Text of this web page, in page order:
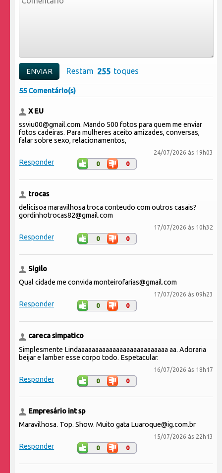
Restam toques
55 Comentário(s)
X EU
ssviu00@gmail.com. Mando 500 fotos para quem me enviar
fotos cadeiras. Para mulheres aceito amizades, conversas,
falar sobre sexo, relacionamentos,
24/07/2026 às 19h03
Responder 0 0
trocas
delicisoa maravilhosa troca conteudo com outros casais?
gordinhotrocas82@gmail.com
17/07/2026 às 10h32
Responder 0 0
Sigilo
Qual cidade me convida monteirofarias@gmail.com
17/07/2026 às 09h23
Responder 0 0
careca simpatico
Simplesmente Lindaaaaaaaaaaaaaaaaaaaaaaaaaa aa. Adoraria
beijar e lamber esse corpo todo. Espetacular.
16/07/2026 às 18h17
Responder 0 0
Empresário int sp
Maravilhosa. Top. Show. Muito gata Luaroque@ig.com.br
15/07/2026 às 22h13
Responder 0 0